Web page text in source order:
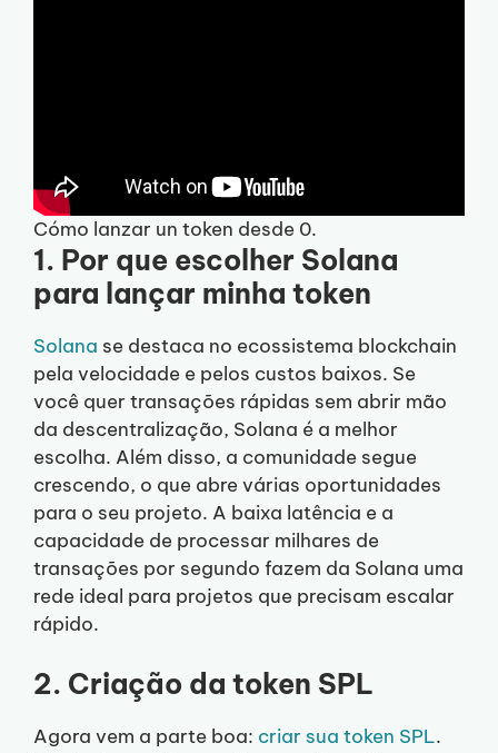
Cómo lanzar un token desde 0.
1. Por que escolher Solana
para lançar minha token
Solana se destaca no ecossistema blockchain
pela velocidade e pelos custos baixos. Se
você quer transações rápidas sem abrir mão
da descentralização, Solana é a melhor
escolha. Além disso, a comunidade segue
crescendo, o que abre várias oportunidades
para o seu projeto. A baixa latência e a
capacidade de processar milhares de
transações por segundo fazem da Solana uma
rede ideal para projetos que precisam escalar
rápido.
2. Criação da token SPL
Agora vem a parte boa: criar sua token SPL.